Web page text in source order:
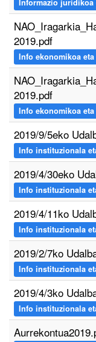
Informazio juridikoa
2019.pdf
Info ekonomikoa
2019.pdf
Info ekonomikoa
2019/9/5eko
Info instituzionala
2019/4/30eko
Info instituzionala
2019/4/11ko
Info instituzionala
2019/2/7ko
Info instituzionala
2019/4/3ko
Info instituzionala